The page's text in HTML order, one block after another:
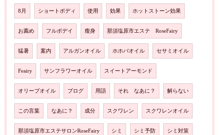
8月 ショートボディ 使用 効果 ホットストーン効果
お薦め フルボデイ 瘦身 那須塩原市エステ RoseFairy
猛暑 案内 アルガンオイル ホホバオイル セサミオイル
Feairy サンフラワーオイル スイートアーモンド
オリーブオイル ブログ 用語 それ なあに？ 解らない
この言葉 なあに？ 成分 スクワレン スクワレンオイル
那須塩原市エステサロンRoseFairy シミ シミ予防 シミ対策